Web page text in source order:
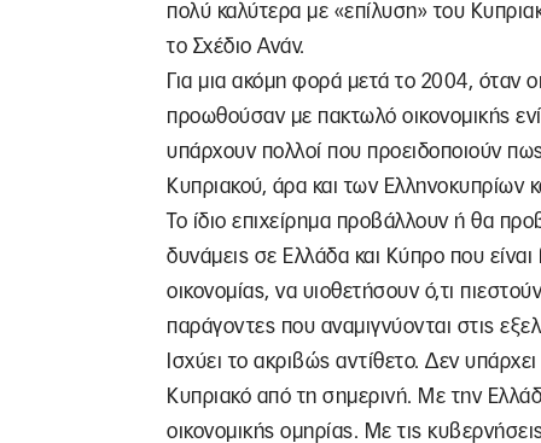
πολύ καλύτερα με «επίλυση» του
το Σχέδιο Ανάν.
Για μια ακόμη φορά μετά το 2004, όταν
προωθούσαν με πακτωλό οικονομικής
υπάρχουν πολλοί που προειδοποιούν
Κυπριακού, άρα και των Ελληνοκυπρίων
Το ίδιο επιχείρημα προβάλλουν ή θα
δυνάμεις σε Ελλάδα και Κύπρο που
οικονομίας, να υιοθετήσουν ό,τι
παράγοντες που αναμιγνύονται στις
Ισχύει το ακριβώς αντίθετο. Δεν
Κυπριακό από τη σημερινή. Με την
οικονομικής ομηρίας. Με τις